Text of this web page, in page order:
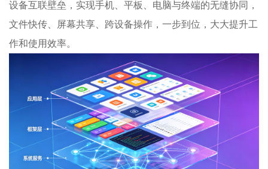
设备互联壁垒，实现手机、平板、电脑与终端的无缝协同，
文件快传、屏幕共享、跨设备操作，一步到位，大大提升工
作和使用效率。